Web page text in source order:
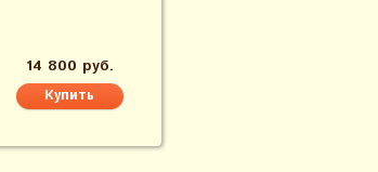
14 800 руб.